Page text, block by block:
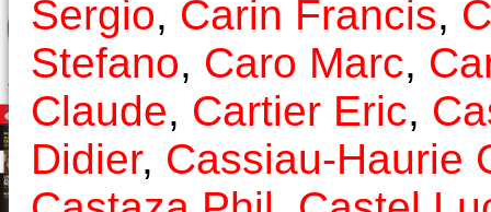
Sergio, Carin Francis,
Stefano, Caro Marc,
Claude, Cartier Eric,
Didier, Cassiau-Haurie